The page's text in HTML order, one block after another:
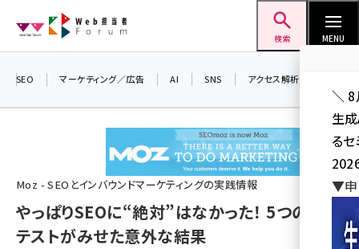
ン
検索 MENU
seo (3528)
ai (2811)
youtube (2439)
SEO マーケティング／広告 AI SNS アクセス解析／データ分析
Moz - SEOとインバウンドマーケティングの実践情報
やっぱりSEOに“絶対”はなかった！ 5つのSEO
テストがみせた意外な結果
＼ 8
生
る
▼申